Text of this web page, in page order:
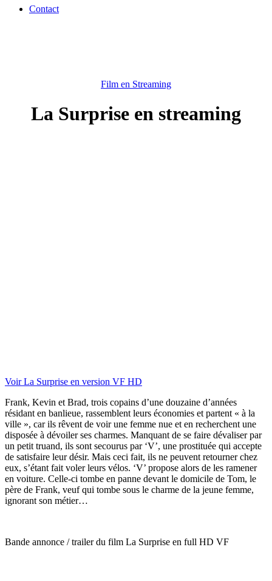
Contact
Film en Streaming
La Surprise en streaming
Voir La Surprise en version VF HD
Frank, Kevin et Brad, trois copains d’une douzaine d’années
résidant en banlieue, rassemblent leurs économies et partent « à la
ville », car ils rêvent de voir une femme nue et en recherchent une
disposée à dévoiler ses charmes. Manquant de se faire dévaliser par
un petit truand, ils sont secourus par ‘V’, une prostituée qui accepte
de satisfaire leur désir. Mais ceci fait, ils ne peuvent retourner chez
eux, s’étant fait voler leurs vélos. ‘V’ propose alors de les ramener
en voiture. Celle-ci tombe en panne devant le domicile de Tom, le
père de Frank, veuf qui tombe sous le charme de la jeune femme,
ignorant son métier…
Bande annonce / trailer du film La Surprise en full HD VF